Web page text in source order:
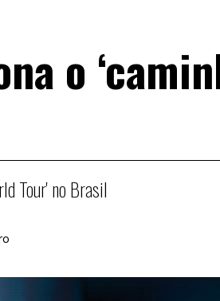
o
Tour' no Brasil